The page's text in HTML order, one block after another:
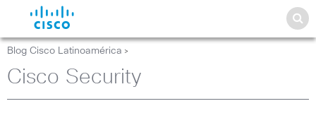
Blog Cisco Latinoamérica >
Cisco Security